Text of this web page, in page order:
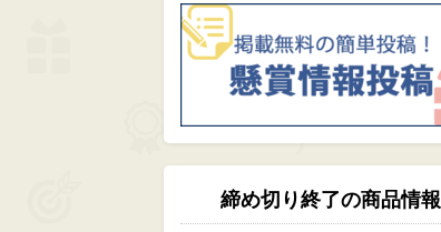
締め切り終了の商品情報